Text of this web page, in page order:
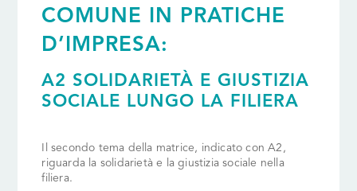
COMUNE IN PRATICHE
D’IMPRESA:
A2 SOLIDARIETÀ E GIUSTIZIA
SOCIALE LUNGO LA FILIERA
Il secondo tema della matrice, indicato con A2,
riguarda la solidarietà e la giustizia sociale nella
filiera.